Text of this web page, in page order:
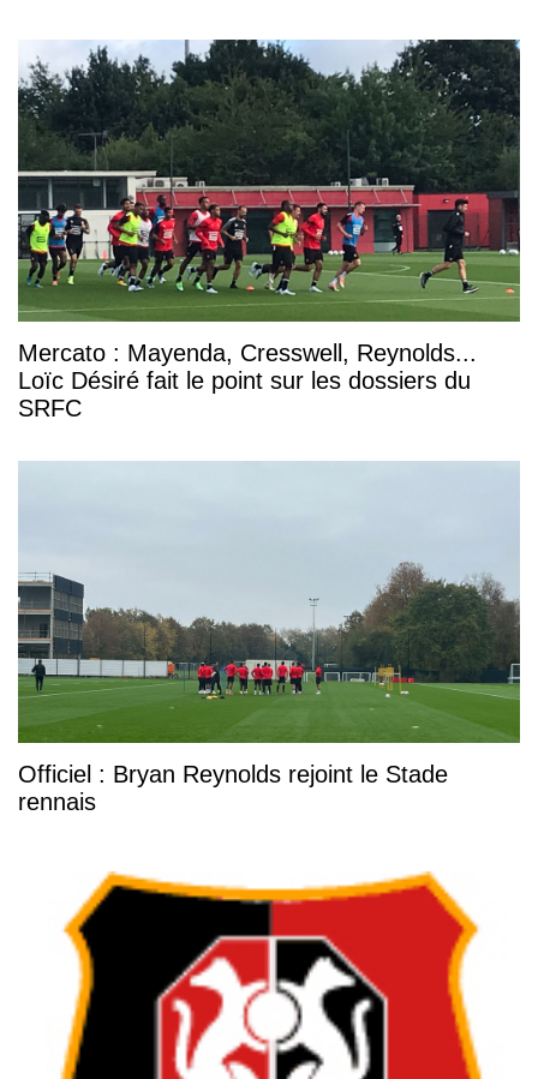
Mercato : Mayenda, Cresswell, Reynolds...
Loïc Désiré fait le point sur les dossiers du
SRFC
Officiel : Bryan Reynolds rejoint le Stade
rennais